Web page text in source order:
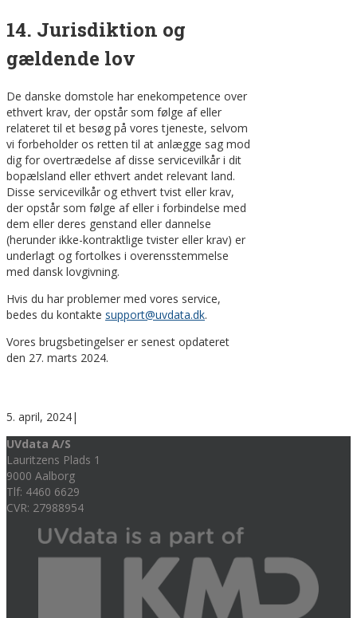
14. Jurisdiktion og
gældende lov
De danske domstole har enekompetence over
ethvert krav, der opstår som følge af eller
relateret til et besøg på vores tjeneste, selvom
vi forbeholder os retten til at anlægge sag mod
dig for overtrædelse af disse servicevilkår i dit
bopælsland eller ethvert andet relevant land.
Disse servicevilkår og ethvert tvist eller krav,
der opstår som følge af eller i forbindelse med
dem eller deres genstand eller dannelse
(herunder ikke-kontraktlige tvister eller krav) er
underlagt og fortolkes i overensstemmelse
med dansk lovgivning.
Hvis du har problemer med vores service,
bedes du kontakte support@uvdata.dk.
Vores brugsbetingelser er senest opdateret
den 27. marts 2024.
5. april, 2024|
UVdata A/S
Lauritzens Plads 1
9000 Aalborg
Tlf: 4460 6629
CVR: 27988954